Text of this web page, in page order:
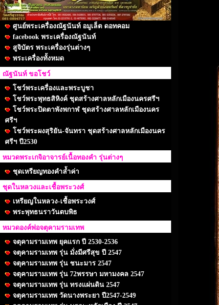
ศูนย์พระเครื่องณัฐนันท์ อมูเล็ต ดอทคอม
facebook พระเครื่องณัฐนันท์
สูจิบัตร พระเครื่องรุ่นต่างๆ
พระเครื่องทั้งหมด
ณัฐนันท์ ขอโชว์
โชว์พระเครื่องและพระบูชา
โชว์พระพุทธสิหิงค์ ชุดสร้างศาลหลักเมืองนครศรีฯ
โชว์พระปิดตาพังพกาฬ ชุดสร้างศาลหลักเมืองนคร
ศรีฯ
โชว์พระผงสุริยัน-จันทรา ชุดสร้างศาลหลักเมืองนคร
ศรีฯ ปี2530
หมวดพระเกจิอาจารย์เนื้อทองคำ รุ่นต่างๆ
ชุดเหรียญทองคำล้ำค่า
ชุดในหลวงและเชื้อพระวงศ์
เหรียญในหลวง-เชื้อพระวงศ์
พระพุทธนราวันตบพิธ
หมวดองค์พ่อจตุคามรามเทพ
จตุคามรามเทพ ยุคแรก ปี 2530-2536
จตุคามรามเทพ รุ่น มั่งมีศรีสุข ปี 2547
จตุคามรามเทพ รุ่น ชนะมาร 2547
จตุคามรามเทพ รุ่น 72พรรษา มหามงคล 2547
จตุคามรามเทพ รุ่น ทรงแผ่นดิน 2547
จตุคามรามเทพ วัดนางพระยา ปี2547-2549